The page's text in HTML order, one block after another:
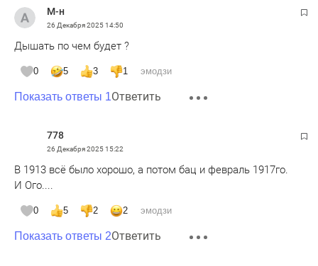
М-н
26 Декабря 202514:50
Дышать по чем будет ?
0 5 3 1 эмодзи
Показать ответы 1Ответить
778
26 Декабря 202515:22
В 1913 всё было хорошо, а потом бац и февраль 1917го.
И Ого....
0 5 2 2 эмодзи
Показать ответы 2Ответить